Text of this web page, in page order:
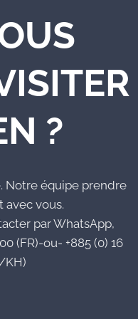
?
Notre équipe prendre
avec vous.
par WhatsApp,
(FR)-ou- +885 (0) 16
KH)